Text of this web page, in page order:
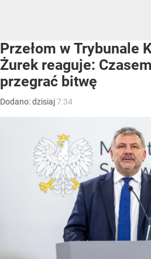
Przełom w Trybunale
Żurek reaguje:
przegrać bitwę
Dodano:dzisiaj7:34